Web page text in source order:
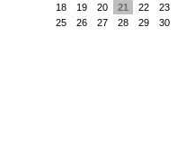
18
19 20 21 22 23
25
26 27 28 29
30